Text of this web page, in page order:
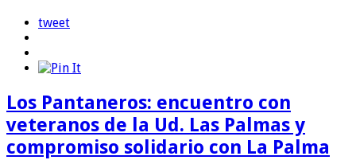
tweet
Los Pantaneros: encuentro con
veteranos de la Ud. Las Palmas y
compromiso solidario con La Palma